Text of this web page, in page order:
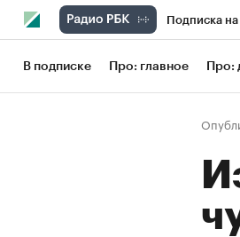
Подписка
Школа
Рынок
В подписке Про: главное Про: